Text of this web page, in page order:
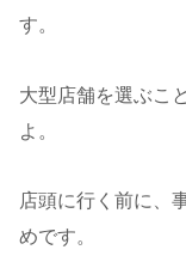
す。
大型店舗を選ぶこ
よ。
店頭に行く前に、
めです。